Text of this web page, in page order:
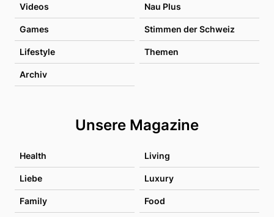
Videos Nau Plus
Games Stimmen der Schweiz
Lifestyle Themen
Archiv
Unsere Magazine
Health Living
Liebe Luxury
Family Food